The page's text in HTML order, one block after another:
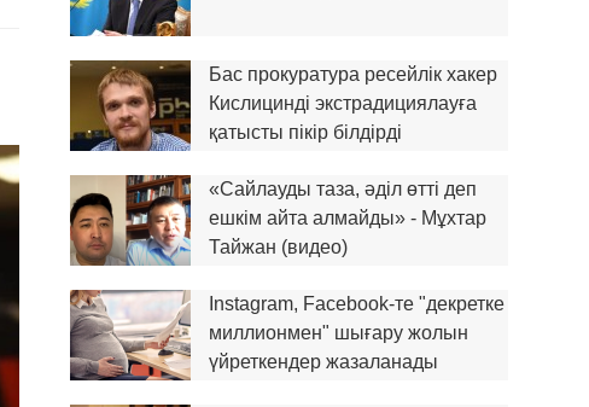
Бас прокуратура ресейлік хакер
Кислицинді экстрадициялауға
қатысты пікір білдірді
«Сайлауды таза, әділ өтті деп
ешкім айта алмайды» - Мұхтар
Тайжан (видео)
Instagram, Facebook-те "декретке
миллионмен" шығару жолын
үйреткендер жазаланады